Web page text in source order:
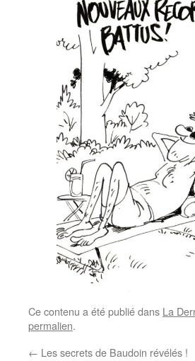
Ce contenu a été publié dans La
permalien.
← Les secrets de Baudoin révélés !